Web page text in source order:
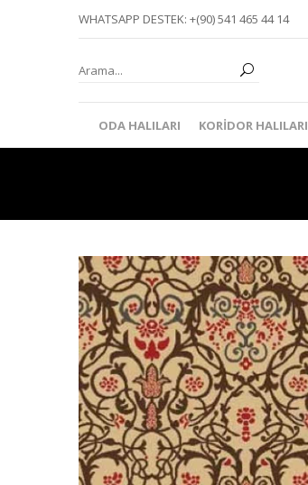
WHATSAPP DESTEK: +(90) 541 465 44 14
ODA HALILARI KORIDOR HALILARI